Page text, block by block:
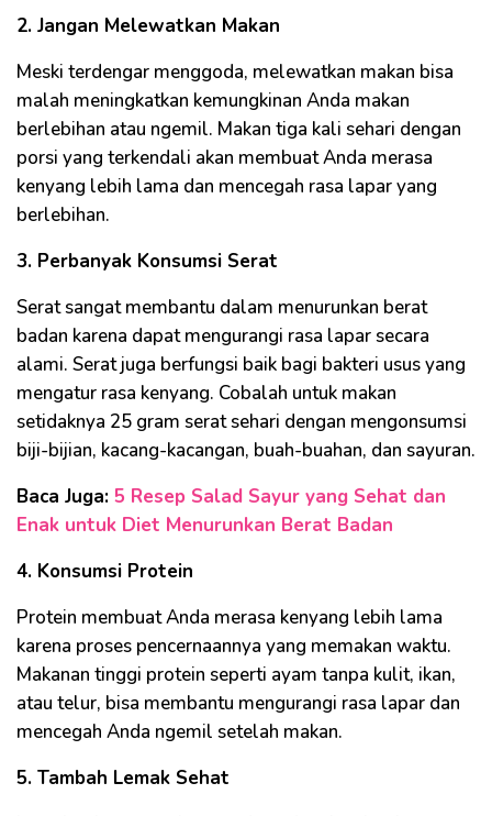
2. Jangan Melewatkan Makan
Meski terdengar menggoda, melewatkan makan bisa
malah meningkatkan kemungkinan Anda makan
berlebihan atau ngemil. Makan tiga kali sehari dengan
porsi yang terkendali akan membuat Anda merasa
kenyang lebih lama dan mencegah rasa lapar yang
berlebihan.
3. Perbanyak Konsumsi Serat
Serat sangat membantu dalam menurunkan berat
badan karena dapat mengurangi rasa lapar secara
alami. Serat juga berfungsi baik bagi bakteri usus yang
mengatur rasa kenyang. Cobalah untuk makan
setidaknya 25 gram serat sehari dengan mengonsumsi
biji-bijian, kacang-kacangan, buah-buahan, dan sayuran.
Baca Juga: 5 Resep Salad Sayur yang Sehat dan
Enak untuk Diet Menurunkan Berat Badan
4. Konsumsi Protein
Protein membuat Anda merasa kenyang lebih lama
karena proses pencernaannya yang memakan waktu.
Makanan tinggi protein seperti ayam tanpa kulit, ikan,
atau telur, bisa membantu mengurangi rasa lapar dan
mencegah Anda ngemil setelah makan.
5. Tambah Lemak Sehat